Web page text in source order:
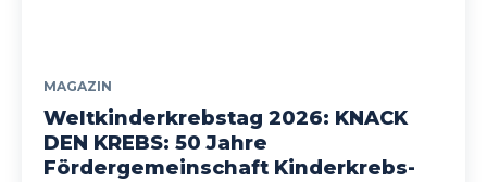
MAGAZIN
Weltkinderkrebstag 2026: KNACK
DEN KREBS: 50 Jahre
Fördergemeinschaft Kinderkrebs-